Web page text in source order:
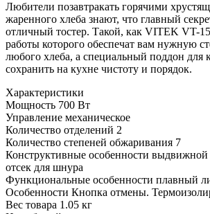
Любители позавтракать горячими
жаренного хлеба знают, что главный
отличный тостер. Такой, как VITEK VT-
работы которого обеспечат вам нужную
любого хлеба, а специальный поддон для
сохранить на кухне чистоту и порядок.
Характеристики
Мощность 700 Вт
Управление механическое
Количество отделений 2
Количество степеней обжаривания 7
Конструктивные особенности выдвижной
отсек для шнура
Функциональные особенности плавный
Особенности Кнопка отмены.
Вес товара 1.05 кг